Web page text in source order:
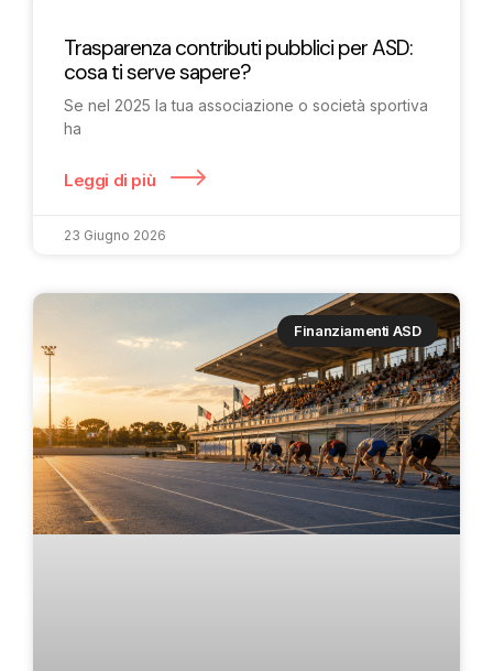
Trasparenza contributi pubblici per ASD:
cosa ti serve sapere?
Se nel 2025 la tua associazione o società sportiva
ha
Leggi di più
23 Giugno 2026
Finanziamenti ASD